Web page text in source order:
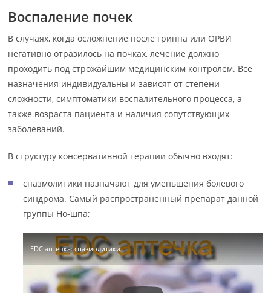
Воспаление почек
В случаях, когда осложнение после гриппа или ОРВИ
негативно отразилось на почках, лечение должно
проходить под строжайшим медицинским контролем. Все
назначения индивидуальны и зависят от степени
сложности, симптоматики воспалительного процесса, а
также возраста пациента и наличия сопутствующих
заболеваний.
В структуру консервативной терапии обычно входят:
спазмолитики назначают для уменьшения болевого
синдрома. Самый распространённый препарат данной
группы Но-шпа;
EDC аптечка: спазмолитики